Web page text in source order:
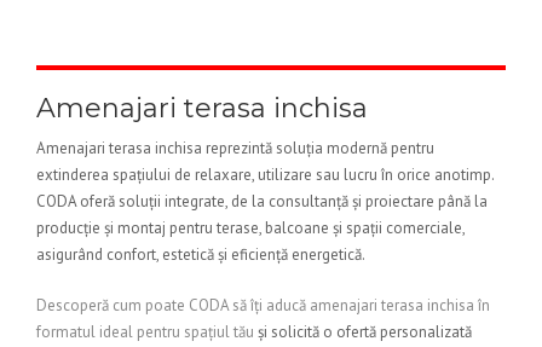
Amenajari terasa inchisa
Amenajari terasa inchisa reprezintă soluția modernă pentru
extinderea spațiului de relaxare, utilizare sau lucru în orice anotimp.
CODA oferă soluții integrate, de la consultanță și proiectare până la
producție și montaj pentru terase, balcoane și spații comerciale,
asigurând confort, estetică și eficiență energetică.
Descoperă cum poate CODA să îți aducă amenajari terasa inchisa în
formatul ideal pentru spațiul tău și solicită o ofertă personalizată